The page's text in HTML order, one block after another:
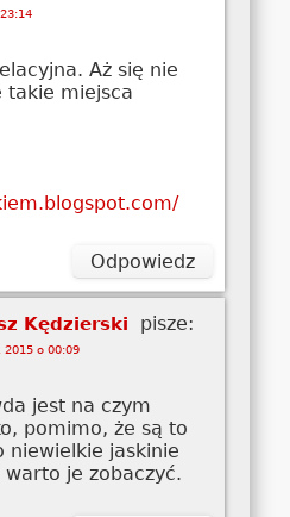
Aż się nie
takie miejsca
Odpowiedz
Kędzierski pisze:
2015 o 00:09
jest na czym
pomimo, że są to
niewielkie jaskinie
je zobaczyć.